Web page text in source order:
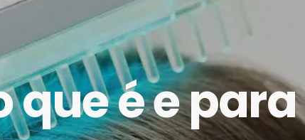
UNHAS
TECNOLOGIAS E LASERS
que é e para